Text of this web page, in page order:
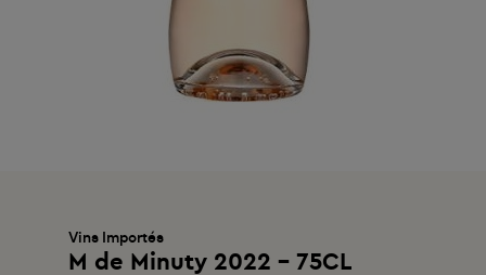
Vins Importés
M de Minuty 2022 - 75CL